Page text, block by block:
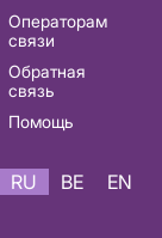
Операторам
связи
Обратная
связь
Помощь
RU BE EN